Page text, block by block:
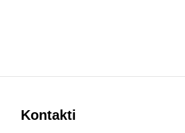
Kontakti